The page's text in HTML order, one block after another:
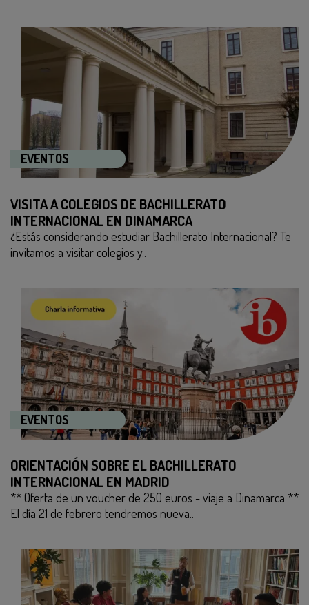
EVENTOS
VISITA A COLEGIOS DE BACHILLERATO
INTERNACIONAL EN DINAMARCA
¿Estás considerando estudiar Bachillerato Internacional? Te
invitamos a visitar colegios y..
EVENTOS
ORIENTACIÓN SOBRE EL BACHILLERATO
INTERNACIONAL EN MADRID
** Oferta de un voucher de 250 euros - viaje a Dinamarca **
El día 21 de febrero tendremos nueva..